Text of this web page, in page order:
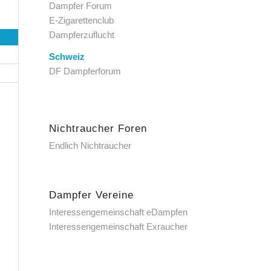
Dampfer Forum
E-Zigarettenclub
Dampferzuflucht
Schweiz
DF Dampferforum
Nichtraucher Foren
Endlich Nichtraucher
Dampfer Vereine
Interessengemeinschaft eDampfen
Interessengemeinschaft Exraucher